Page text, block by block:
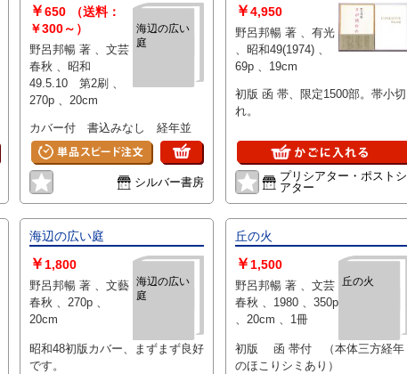
海辺の広い
庭
￥650
（送料：
￥300～）
野呂邦暢 著 、文芸
春秋 、昭和
49.5.10 第2刷 、
270p 、20cm
カバー付 書込みなし 経年並
シルバー書房
￥4,950
野呂邦暢 著 、有光
、昭和49(1974) 、
69p 、19cm
初版 函 帯、限定1500部。帯小切
れ。
プリシアター・ポストシ
アター
海辺の広い庭
海辺の広い
庭
￥ 1,800
野呂邦暢 著 、文藝
春秋 、270p 、
20cm
昭和48初版カバー、まずまず良好
です。
丘の火
丘の火
￥ 1,500
野呂邦暢 著 、文芸
春秋 、1980 、350p
、20cm 、1冊
初版 函 帯付 （本体三方経年
のほこりシミあり）